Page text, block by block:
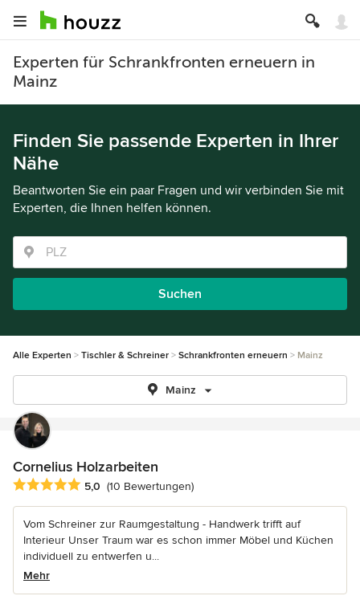
Experten für Schrankfronten erneuern in
Mainz
Finden Sie passende Experten in Ihrer
Nähe
Beantworten Sie ein paar Fragen und wir verbinden Sie mit
Experten, die Ihnen helfen können.
Suchen
Alle Experten Tischler & Schreiner Schrankfronten erneuern Mainz
Mainz
Cornelius Holzarbeiten
Durchschnittliche Bewertung: 5 von 5 Sternen
5,0 (10 Bewertungen)
Vom Schreiner zur Raumgestaltung - Handwerk trifft auf
Interieur Unser Traum war es schon immer Möbel und Küchen
individuell zu entwerfen u...
Mehr